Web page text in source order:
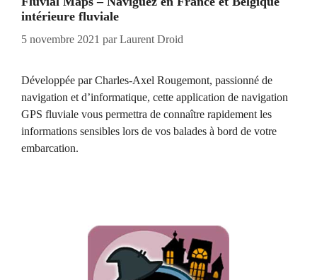
intérieure fluviale
5 novembre 2021 parLaurent Droid
Développée par Charles-Axel Rougemont, passionné de
navigation et d’informatique, cette application de navigation
GPS fluviale vous permettra de connaître rapidement les
informations sensibles lors de vos balades à bord de votre
embarcation.